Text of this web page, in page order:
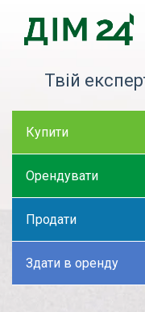
Твій
Купити
Орендувати
Продати
Здати в оренду